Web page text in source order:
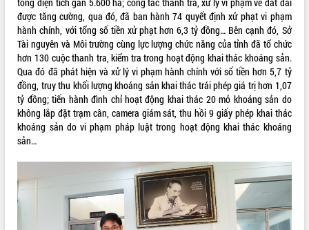
Lễ truy điệu và an táng hài cốt liệt sĩ
tại Nghĩa trang Liệt sĩ xã Sơn Hòa
Bàn giải pháp tháo gỡ khó khăn trong
xuất khẩu sầu riêng và triển khai quy
định EUDR
Thứ trưởng Bộ Nông nghiệp và Môi
trường Nguyễn Hoàng Hiệp khảo sát
vùng trồng và doanh nghiệp đóng gói
sầu riêng tại Đắk Lắk
Trình diễn nghệ thuật chế biến các
món ăn từ sầu riêng
Đắk Lắk công bố Quy hoạch và xúc
tiến đầu tư tỉnh
Ngành cá ngừ Đắk Lắk chủ động thích
ứng để giữ vững thị trường xuất khẩu
THỐNG KÊ TRUY CẬP
Hôm nay: 4976
Tất cả: 66017716
được tăng cường, qua đó, đã ban hành 74 quyết định xử phạt vi phạm
hành chính, với tổng số tiền xử phạt hơn 6,3 tỷ đồng… Bên cạnh đó, Sở
Tài nguyên và Môi trường cùng lực lượng chức năng của tỉnh đã tổ chức
hơn 130 cuộc thanh tra, kiểm tra trong hoạt động khai thác khoáng sản.
Qua đó đã phát hiện và xử lý vi phạm hành chính với số tiền hơn 5,7 tỷ
đồng, truy thu khối lượng khoáng sản khai thác trái phép giá trị hơn 1,07
tỷ đồng; tiến hành đình chỉ hoạt động khai thác 20 mỏ khoáng sản do
không lắp đặt trạm cân, camera giám sát, thu hồi 9 giấy phép khai thác
khoáng sản do vi phạm pháp luật trong hoạt động khai thác khoáng
sản…